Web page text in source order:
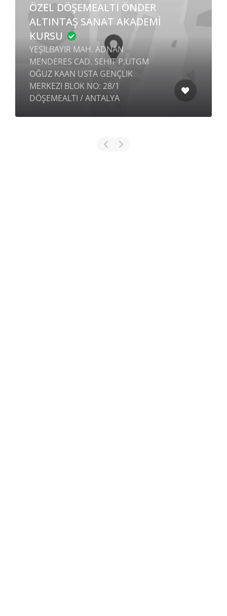
ÖZEL DÖŞEMEALTI ÖNDER
ALTINTAŞ SANAT AKADEMİ
KURSU
YEŞİLBAYIR MAH. ADNAN
MENDERES CAD. SEHIT P.UTGM
OĞUZ KAAN USTA GENÇLIK
MERKEZI BLOK NO: 28/1
DÖŞEMEALTI / ANTALYA